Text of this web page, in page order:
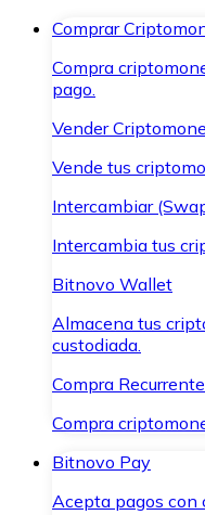
Comprar
Compra
pago.
Vender
Vende tus
Intercambiar
Intercambia tus
Bitnovo Wallet
Almacena tus
custodiada.
Compra
Compra
Bitnovo Pay
Acepta pagos con